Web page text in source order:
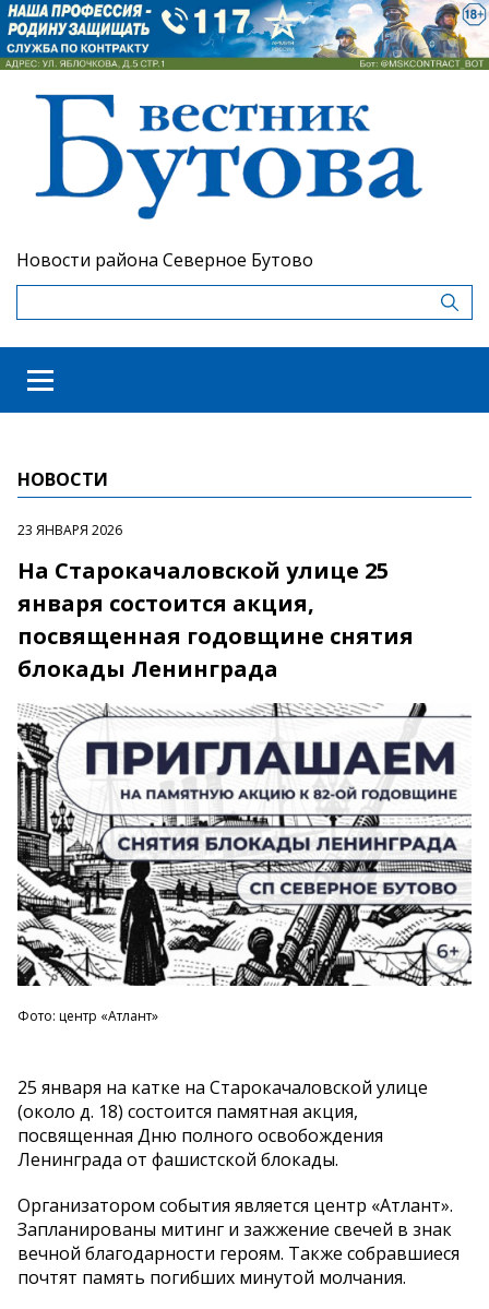
Новости района Северное Бутово
НОВОСТИ
23 ЯНВАРЯ 2026
На Старокачаловской улице 25
января состоится акция,
посвященная годовщине снятия
блокады Ленинграда
Фото: центр «Атлант»
25 января на катке на Старокачаловской улице
(около д. 18) состоится памятная акция,
посвященная Дню полного освобождения
Ленинграда от фашистской блокады.
Организатором события является центр «Атлант».
Запланированы митинг и зажжение свечей в знак
вечной благодарности героям. Также собравшиеся
почтят память погибших минутой молчания.